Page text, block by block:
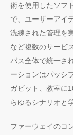
術を使用したソフ
で、ユーザーアイ
洗練された管理を
など複数のサービ
パス全体で統一さ
ーションはパッシ
ガビット、教室に
らゆるシナリオと
ファーウェイのコ